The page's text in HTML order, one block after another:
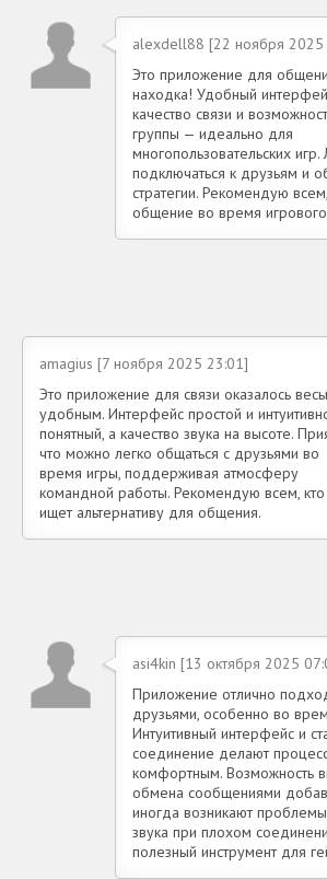
alexdell88 [22 ноября 2025
Это приложение для
находка! Удобный
качество связи и
группы — идеально для
многопользовательских игр.
подключаться к друзьям и
стратегии. Рекомендую
общение во время
amagius [7 ноября 2025 23:01]
Это приложение для связи оказалось
удобным. Интерфейс простой и
понятный, а качество звука на высоте.
что можно легко общаться с друзьями во
время игры, поддерживая атмосферу
командной работы. Рекомендую всем, кто
ищет альтернативу для общения.
asi4kin [13 октября 2025
Приложение отлично
друзьями, особенно во
Интуитивный интерфейс и
соединение делают
комфортным. Возможность
обмена сообщениями
иногда возникают
звука при плохом
полезный инструмент для